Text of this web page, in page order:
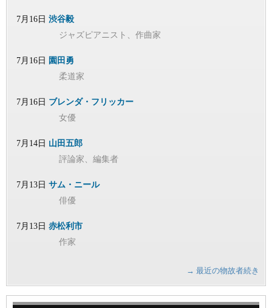
7月16日 渋谷毅
ジャズピアニスト、作曲家
7月16日 園田勇
柔道家
7月16日 ブレンダ・フリッカー
女優
7月14日 山田五郎
評論家、編集者
7月13日 サム・ニール
俳優
7月13日 赤松利市
作家
→ 最近の物故者続き